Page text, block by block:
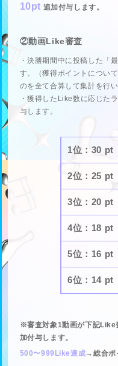
10pt 追加付与します。
②動画Like審査
・決勝期間中に投稿した「
す。（獲得ポイントについ
のを全て合算して集計を行い
・獲得したLike数に応じた
与します。
1位：30 pt
2位：25 pt
3位：20 pt
4位：18 pt
5位：16 pt
6位：14 pt
※審査対象1動画が下記Like
加付与します。
500〜999Like達成→総合ポ